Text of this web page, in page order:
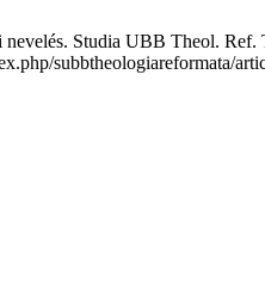
Studia UBB Theol.
subbtheologiareformata/